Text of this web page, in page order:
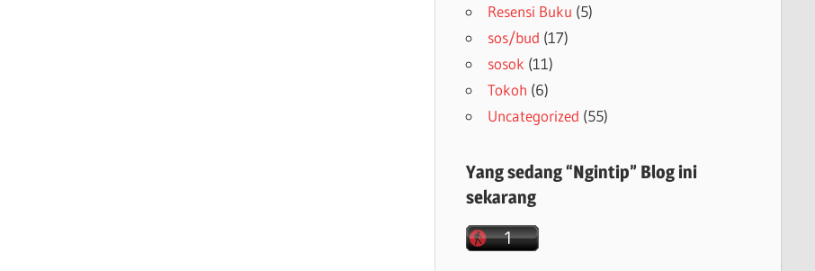
Resensi Buku (5)
sos/bud (17)
sosok (11)
Tokoh (6)
Uncategorized (55)
Yang sedang “Ngintip” Blog ini
sekarang